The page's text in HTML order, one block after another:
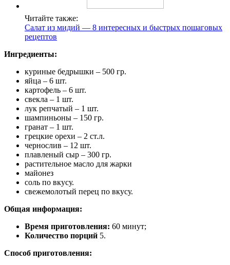
Читайте также:
Салат из мидий — 8 интересных и быстрых пошаговых
рецептов
Ингредиенты:
куриные бедрышки – 500 гр.
яйца – 6 шт.
картофель – 6 шт.
свекла – 1 шт.
лук репчатый – 1 шт.
шампиньоны – 150 гр.
гранат – 1 шт.
грецкие орехи – 2 ст.л.
чернослив – 12 шт.
плавленый сыр – 300 гр.
растительное масло для жарки
майонез
соль по вкусу.
свежемолотый перец по вкусу.
Общая информация:
Время приготовления: 60 минут;
Количество порций 5.
Способ приготовления: